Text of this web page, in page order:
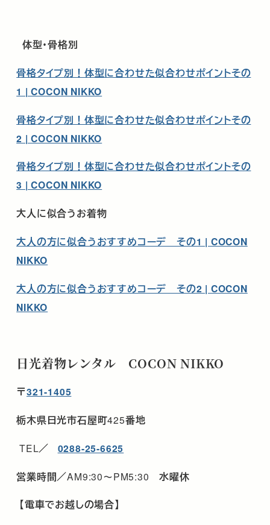
体型・骨格別
骨格タイプ別！体型に合わせた似合わせポイントその
1 | COCON NIKKO
骨格タイプ別！体型に合わせた似合わせポイントその
2 | COCON NIKKO
骨格タイプ別！体型に合わせた似合わせポイントその
3 | COCON NIKKO
大人に似合うお着物
大人の方に似合うおすすめコーデ その1 | COCON
NIKKO
大人の方に似合うおすすめコーデ その2 | COCON
NIKKO
日光着物レンタル COCON NIKKO
〒321-1405
栃木県日光市石屋町425番地
TEL／ 0288-25-6625
営業時間／AM9:30～PM5:30 水曜休
【電車でお越しの場合】